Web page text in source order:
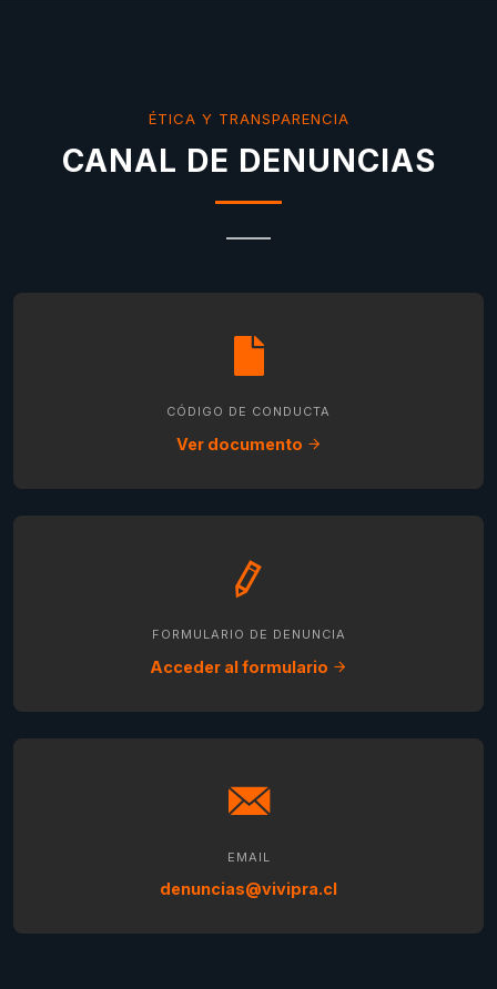
ÉTICA Y TRANSPARENCIA
CANAL DE DENUNCIAS
CÓDIGO DE CONDUCTA
Ver documento
FORMULARIO DE DENUNCIA
Acceder al formulario
EMAIL
denuncias@vivipra.cl